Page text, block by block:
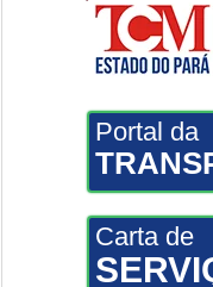
Portal da
Carta de